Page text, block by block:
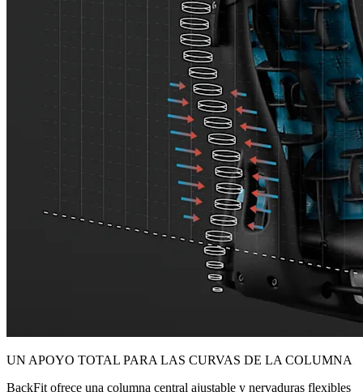
UN APOYO TOTAL PARA LAS CURVAS DE LA COLUMNA
BackFit ofrece una columna central ajustable y nervaduras flexibles